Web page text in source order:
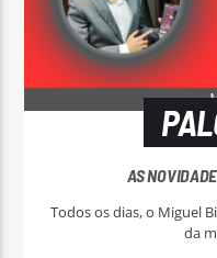
AS
Todos os dias, o Miguel
da